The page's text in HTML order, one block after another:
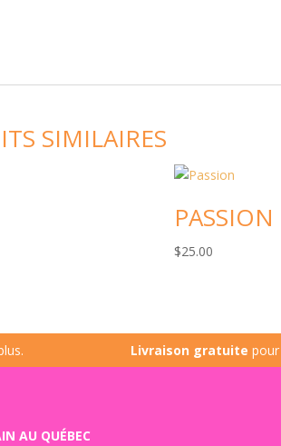
SIMILAIRES
PASSION
$25.00
Livraison gratuitepour tout
AU QUÉBEC